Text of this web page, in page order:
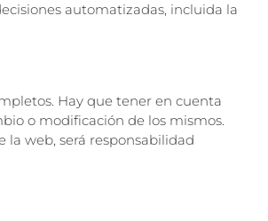
automatizadas, incluida la
Hay que tener en cuenta
o modificación de los mismos.
web, será responsabilidad